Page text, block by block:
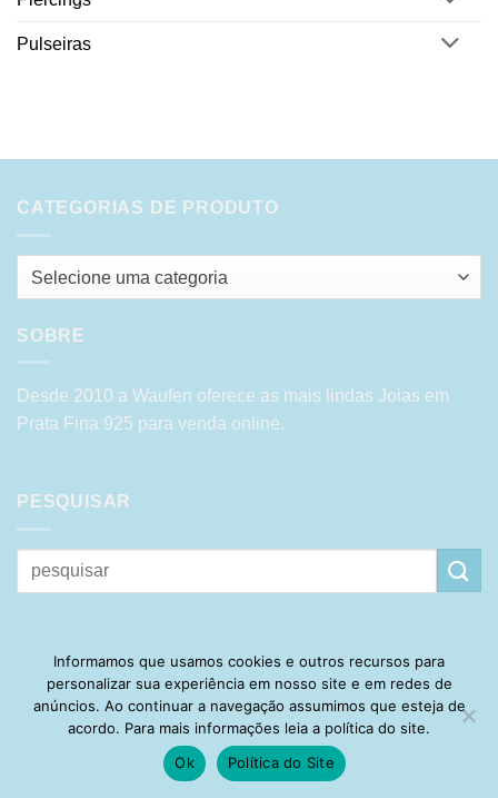
Pulseiras
CATEGORIAS DE PRODUTO
Selecione uma categoria
SOBRE
Desde 2010 a Waufen oferece as mais lindas Joias em
Prata Fina 925 para venda online.
PESQUISAR
Pesquisar
por:
CATEGORIAS DE PRODUTO
Selecione uma categoria
Informamos que usamos cookies e outros recursos para
personalizar sua experiência em nosso site e em redes de
anúncios. Ao continuar a navegação assumimos que esteja de
acordo. Para mais informações leia a política do site.
Ok
Política do Site